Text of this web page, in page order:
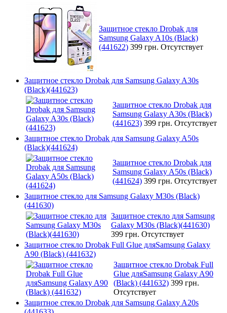
Защитное стекло Drobak для
Samsung Galaxy A10s (Black)
(441622) 399 грн. Отсутствует
Защитное стекло Drobak для Samsung Galaxy A30s
(Black)(441623)
Защитное стекло Drobak для
Samsung Galaxy A30s (Black)
(441623) 399 грн. Отсутствует
Защитное стекло Drobak для Samsung Galaxy A50s
(Black)(441624)
Защитное стекло Drobak для
Samsung Galaxy A50s (Black)
(441624) 399 грн. Отсутствует
Защитное стекло для Samsung Galaxy M30s (Black)
(441630)
Защитное стекло для Samsung
Galaxy M30s (Black)(441630)
399 грн. Отсутствует
Защитное стекло Drobak Full Glue дляSamsung Galaxy
A90 (Black) (441632)
Защитное стекло Drobak Full
Glue дляSamsung Galaxy A90
(Black) (441632) 399 грн.
Отсутствует
Защитное стекло Drobak для Samsung Galaxy A20s